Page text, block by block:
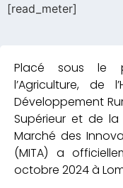
[read_meter]
Placé sous le
l’Agriculture, de
Développement
Supérieur et de
Marché des
(MITA) a
octobre 2024 à